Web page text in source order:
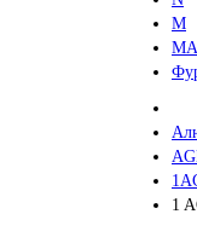
M
MA
1